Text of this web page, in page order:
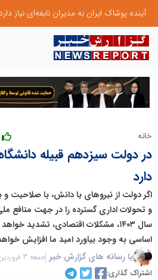
خانه
در دولت سیزدهم قبیله
دارد
اگر دولت از نیرو‌های با دانش، با صلاحیت
و تحولات اداری گسترده را در جهت منافع
سال ۱۴۰۳، مشکلات اقتصادی، تشدید
اساسی به وجود بیاورد امید ما افزایش
با رسانه های گزارش خبر جمعه 3 فروردین 1403 - 18:07
اشتراک گذاری: